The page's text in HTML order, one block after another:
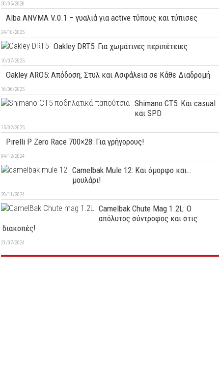
30/05/2026
Alba ANVMA V.0.1 – γυαλιά για active τύπους και τύπισες
24/10/2025
Oakley DRT5: Για χωμάτινες περιπέτειες
10/07/2025
Oakley ARO5: Απόδοση, Στυλ και Ασφάλεια σε Κάθε Διαδρομή
16/06/2025
Shimano CT5: Και casual
και SPD
15/02/2025
Pirelli P Zero Race 700×28: Για γρήγορους!
04/12/2024
Camelbak Mule 12: Kαι όμορφο και…
μουλάρι!
29/11/2024
Camelbak Chute Mag 1.2L: Ο
απόλυτος σύντροφος και στις
διακοπές!
21/07/2024